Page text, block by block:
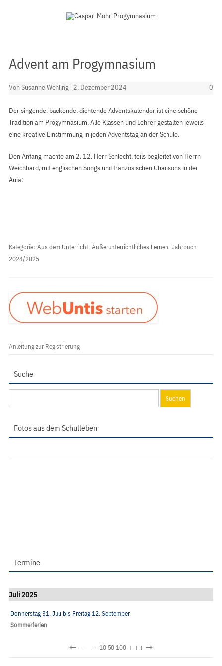
Advent am Progymnasium
VonSusanne Wehling 2. Dezember 2024 0
Der singende, backende, dichtende Adventskalender ist eine schöne
Tradition am Progymnasium. Alle Klassen und Lehrer gestalten jeweils
eine kreative Einstimmung in jeden Adventstag an der Schule.
Den Anfang machte am 2. 12. Herr Schlecht, teils begleitet von Herrn
Weichhard, mit englischen Songs und französischen Chansons in der
Aula:
Kategorie: Aus dem Unterricht Außerunterrichtliches Lernen Jahrbuch
2024/2025
Anleitung zur Registrierung
Suche
nach:
Fotos aus dem Schulleben
Termine
Juli 2025
Donnerstag 31. Juli bis Freitag 12. September
Sommerferien
←−− − 10 50100 + ++→